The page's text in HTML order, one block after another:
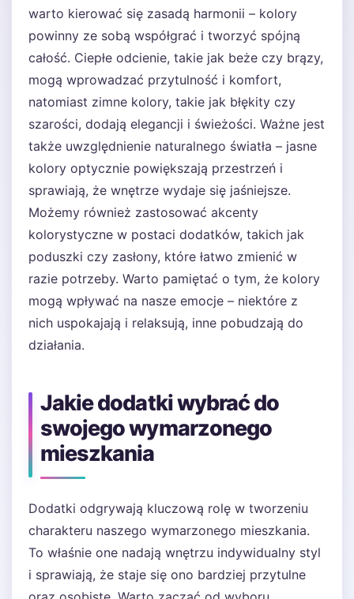
warto kierować się zasadą harmonii – kolory
powinny ze sobą współgrać i tworzyć spójną
całość. Ciepłe odcienie, takie jak beże czy brązy,
mogą wprowadzać przytulność i komfort,
natomiast zimne kolory, takie jak błękity czy
szarości, dodają elegancji i świeżości. Ważne jest
także uwzględnienie naturalnego światła – jasne
kolory optycznie powiększają przestrzeń i
sprawiają, że wnętrze wydaje się jaśniejsze.
Możemy również zastosować akcenty
kolorystyczne w postaci dodatków, takich jak
poduszki czy zasłony, które łatwo zmienić w
razie potrzeby. Warto pamiętać o tym, że kolory
mogą wpływać na nasze emocje – niektóre z
nich uspokajają i relaksują, inne pobudzają do
działania.
Jakie dodatki wybrać do
swojego wymarzonego
mieszkania
Dodatki odgrywają kluczową rolę w tworzeniu
charakteru naszego wymarzonego mieszkania.
To właśnie one nadają wnętrzu indywidualny styl
i sprawiają, że staje się ono bardziej przytulne